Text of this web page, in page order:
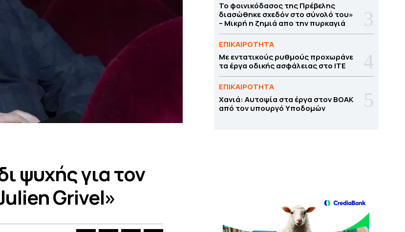
ψυχής για τον
Grivel»
Το φοινικόδασος της Πρέβελης
διασώθηκε σχεδόν στο σύνολό του»
– Μικρή η ζημιά απο την πυρκαγιά
ΕΠΙΚΑΙΡΟΤΗΤΑ
Με εντατικούς ρυθμούς προχωράνε
τα έργα οδικής ασφάλειας στο ΙΤΕ
ΕΠΙΚΑΙΡΟΤΗΤΑ
Χανιά: Αυτοψία στα έργα στον ΒΟΑΚ
από τον υπουργό Υποδομών